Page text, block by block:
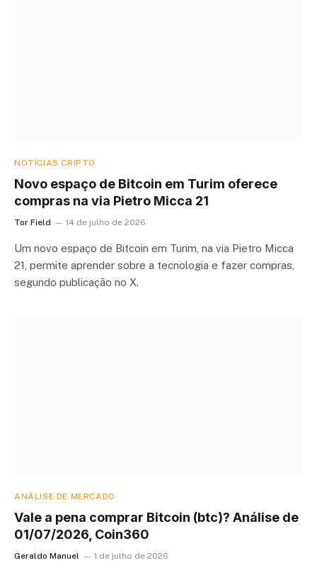
NOTÍCIAS CRIPTO
Novo espaço de Bitcoin em Turim oferece
compras na via Pietro Micca 21
Tor Field 14 de julho de 2026
Um novo espaço de Bitcoin em Turim, na via Pietro Micca
21, permite aprender sobre a tecnologia e fazer compras,
segundo publicação no X.
ANÁLISE DE MERCADO
Vale a pena comprar Bitcoin (btc)? Análise de
01/07/2026, Coin360
Geraldo Manuel 1 de julho de 2026